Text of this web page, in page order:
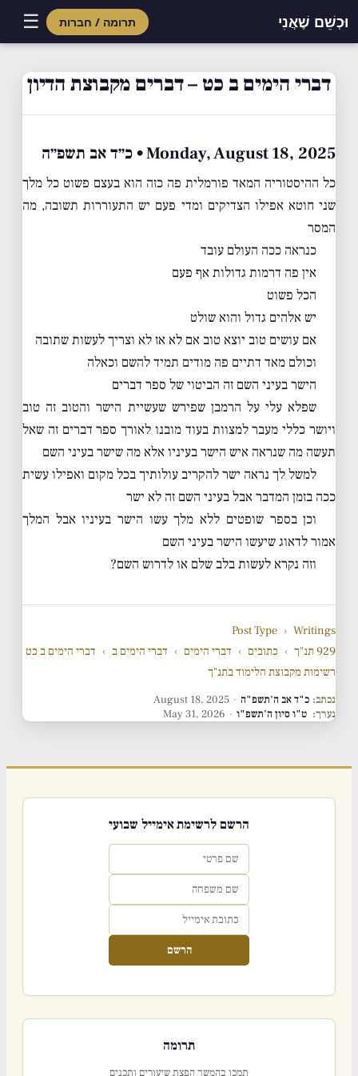
וּכְשֵׁם שֶׁאֲנִי תרומה / חברות ☰
contentדברי הימים ב כט – דברים מקבוצת הדיון
Monday, August 18, 2025 • כ״ד אב תשפ״ה
כל ההיסטוריה המאד פורמלית פה כזה הוא בעצם פשוט כל מלך
שני חוטא אפילו הצדיקים ומדי פעם יש התעוררות תשובה, מה
המסר
כנראה ככה העולם עובד
אין פה דרמות גדולות אף פעם
הכל פשוט
יש אלהים גדול והוא שולט
אם עושים טוב יוצא טוב אם לא אז לא וצריך לעשות שתובה
וכולם מאד דתיים פה מודים תמיד להשם וכאלה
הישר בעיני השם זה הביטוי של ספר דברים
שפלא עלי על הרמבן שפירש שעשיית הישר והטוב זה טוב
ויושר כללי מעבר למצוות בעוד מובנו לאורך ספר דברים זה שאל
תעשה מה שנראה איש הישר בעיניו אלא מה שישר בעיני השם
למשל לך נראה ישר להקריב עולותיך בכל מקום ואפילו עשית
ככה בזמן המדבר אבל בעיני השם זה לא ישר
וכן בספר שופטים ללא מלך עשו הישר בעיניו אבל המלך
אמור לדאוג שיעשו הישר בעיני השם
וזה נקרא לעשות בלב שלם או לדרוש השם?
Post Type › Writings
929 תנ"ך
› כתובים › דברי הימים › דברי הימים ב › דברי הימים ב כט
רשימות מקבוצת הלימוד בתנ"ך
נכתב: כ"ד אב ה'תשפ"ה ·
August 18, 2025
נערך: ט"ו סיון ה'תשפ"ו ·
May 31, 2026
הרשם לרשימת אימייל שבועי
הרשם
תרומה
תמכו בהמשך הפצת שיעורים ותכנים